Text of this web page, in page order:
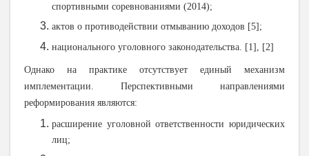
спортивными соревнованиями (2014);
актов о противодействии отмыванию доходов [5];
национального уголовного законодательства.
[1], [2]
Однако на практике отсутствует единый механизм
имплементации. Перспективными направлениями
реформирования являются:
расширение уголовной ответственности юридических
лиц;